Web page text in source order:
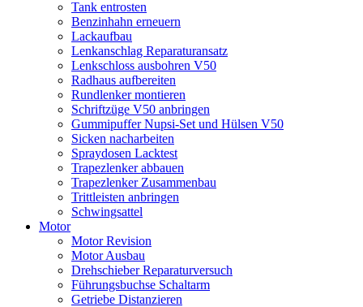
Tank entrosten
Benzinhahn erneuern
Lackaufbau
Lenkanschlag Reparaturansatz
Lenkschloss ausbohren V50
Radhaus aufbereiten
Rundlenker montieren
Schriftzüge V50 anbringen
Gummipuffer Nupsi-Set und Hülsen V50
Sicken nacharbeiten
Spraydosen Lacktest
Trapezlenker abbauen
Trapezlenker Zusammenbau
Trittleisten anbringen
Schwingsattel
Motor
Motor Revision
Motor Ausbau
Drehschieber Reparaturversuch
Führungsbuchse Schaltarm
Getriebe Distanzieren